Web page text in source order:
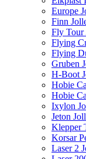
Europe
Finn
Fly Tour
Flying
Flying
Gruben
H-Boot
Hobie
Hobie
Ixylon
Jeton
Klepper
Korsar
Laser 2